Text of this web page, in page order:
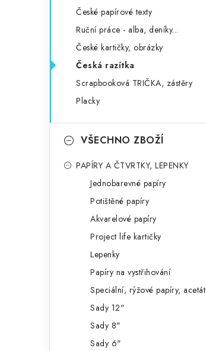
České papírové texty
Ruční práce - alba, deníky...
České kartičky, obrázky
Česká razítka
Scrapbooková TRIČKA, zástěry
Placky
VŠECHNO ZBOŽÍ
PAPÍRY A ČTVRTKY, LEPENKY
Jednobarevné papíry
Potištěné papíry
Akvarelové papíry
Project life kartičky
Lepenky
Papíry na vystřihování
Speciální, rýžové papíry, acetát
Sady 12"
Sady 8"
Sady 6"